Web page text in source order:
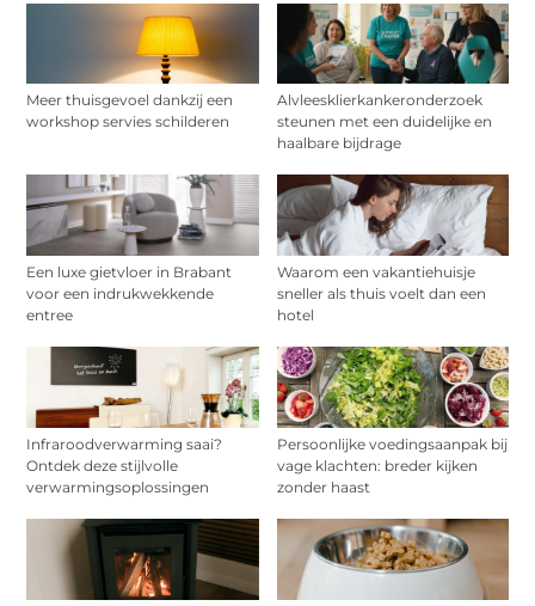
Meer thuisgevoel dankzij een
workshop servies schilderen
Alvleesklierkankeronderzoek
steunen met een duidelijke en
haalbare bijdrage
Een luxe gietvloer in Brabant
voor een indrukwekkende
entree
Waarom een vakantiehuisje
sneller als thuis voelt dan een
hotel
Infraroodverwarming saai?
Ontdek deze stijlvolle
verwarmingsoplossingen
Persoonlijke voedingsaanpak bij
vage klachten: breder kijken
zonder haast